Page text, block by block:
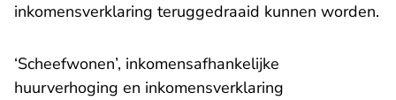
inkomensverklaring teruggedraaid kunnen worden.
‘Scheefwonen’, inkomensafhankelijke
huurverhoging en inkomensverklaring